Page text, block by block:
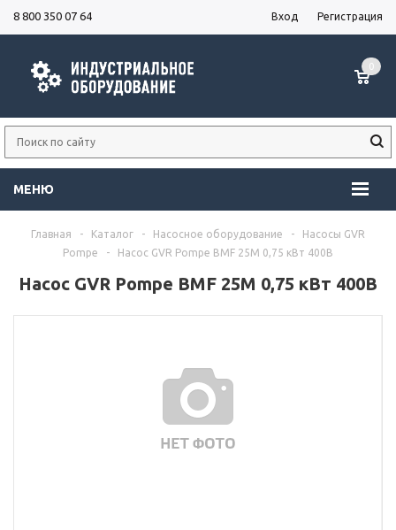
8 800 350 07 64 Вход Регистрация
МЕНЮ
0
Главная - Каталог - Насосное оборудование -
Насосы GVR
Pompe
- Насос GVR Pompe BMF 25M 0,75 кВт 400В
Насос GVR Pompe BMF 25M 0,75 кВт 400В